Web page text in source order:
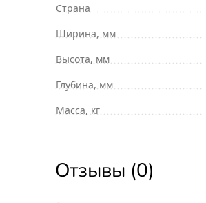
Страна
Ширина, мм
Высота, мм
Глубина, мм
Масса, кг
Отзывы (0)